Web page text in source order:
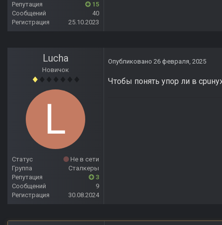
Репутация
15
Сообщений
40
Регистрация
25.10.2023
Lucha
Новичок
Статус
Не в сети
Группа
Сталкеры
Репутация
3
Сообщений
9
Регистрация
30.08.2024
Опубликовано 26 февраля, 2025
Чтобы понять упор ли в